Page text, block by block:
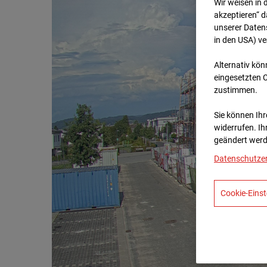
Wir weisen in
akzeptieren“
unserer
in den USA)
Alternativ
eingesetzten
zustimmen.
Sie können
widerrufen.
geändert
Cookie-